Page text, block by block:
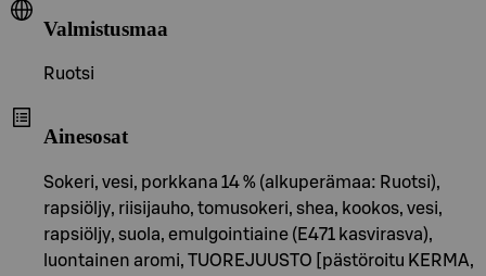
Valmistusmaa
Ruotsi
Ainesosat
Sokeri, vesi, porkkana 14 % (alkuperämaa: Ruotsi),
rapsiöljy, riisijauho, tomusokeri, shea, kookos, vesi,
rapsiöljy, suola, emulgointiaine (E471 kasvirasva),
luontainen aromi, TUOREJUUSTO [pästöroitu KERMA,